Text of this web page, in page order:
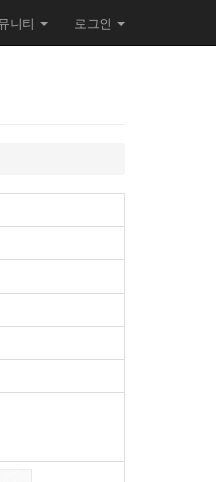
니티 로그인